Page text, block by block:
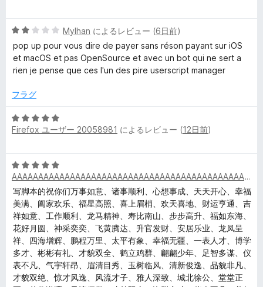
評
価
中
4
の
評
5
段
階
中
の
価
Mylhan によるレビュー (6日前)
pop up pour vous dire de payer sans réson payant sur iOS
et macOS et pas OpenSource et avec un bot qui ne sert a
rien je pense que ces l'un des pire userscript manager
フラグ
5
段
5
の
評
価
Firefox ユーザー 20058981 によるレビュー (12日前)
5
段
階
中
5
の
評
価
AAAAAAAAAAAAAAAAAAAAAAAAAAAAAAAAAAAAAAAAAAAAAAAAAA
写脚本的祝你们万事如意、诸事顺利、心想事成、天天开心、幸福
美满、阖家欢乐、福星高照、喜上眉梢、欢天喜地、财运亨通、吉
祥如意、工作顺利、龙马精神、寿比南山、步步高升、福如东海、
花好月圆、神采奕奕、飞黄腾达、升官发财、安居乐业、龙凤呈
祥、四海增辉、鹏程万里、太平有象、幸福无疆、一表人才、博学
多才、彬彬有礼、才貌双全、鹤立鸡群、翩翩少年、足智多谋、仪
表不凡、气宇轩昂、眉清目秀、玉树临风、清新俊逸、品貌非凡、
才貌双绝、惊才风逸、风流才子、雅人深致、城北徐公、堂堂正